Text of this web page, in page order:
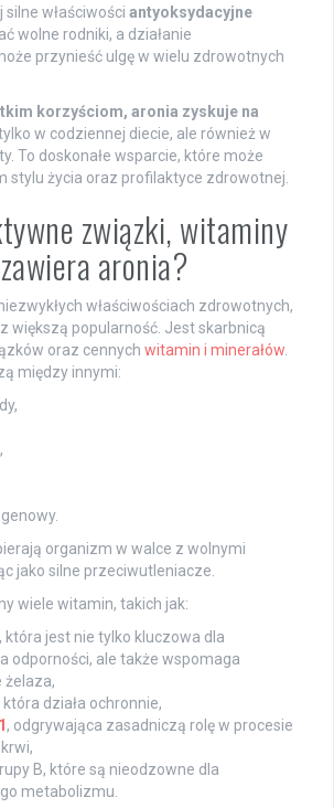
właściwości antyoksydacyjne
wolne rodniki, a działanie
przynieść ulgę w wielu zdrowotnych
korzyściom, aronia zyskuje na
w codziennej diecie, ale również w
To doskonałe wsparcie, które może
stylu życia oraz profilaktyce zdrowotnej.
związki, witaminy
aronia?
właściwościach zdrowotnych,
większą popularność. Jest skarbnicą
oraz cennych witamin i minerałów
między innymi:
organizm w walce z wolnymi
jako silne przeciwutleniacze.
wiele witamin, takich jak:
, która jest nie tylko kluczowa dla
odporności, ale także wspomaga
żelaza,
która działa ochronnie,
, odgrywająca zasadniczą rolę w procesie
B, które są nieodzowne dla
metabolizmu.